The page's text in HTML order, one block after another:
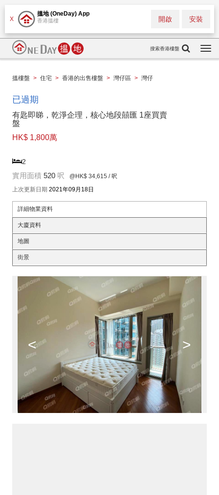
X
搵地 (OneDay) App
香港搵樓 安裝
開啟
搜索香港樓盤
搵樓盤 > 住宅 > 香港的出售樓盤 > 灣仔區 > 灣仔
已過期
有匙即睇，乾淨企理，核心地段囍匯 1座買賣
盤
HK$ 1,800萬
2
實用面積 520 呎 @HK$ 34,615 / 呎
上次更新日期 2021年09月18日
詳細物業資料
大廈資料
地圖
街景
< >